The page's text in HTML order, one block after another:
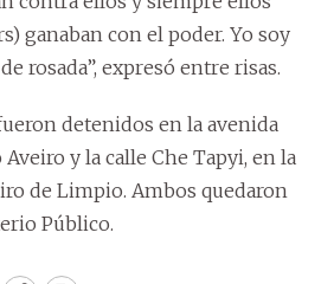
ganaban con el poder. Yo soy
rosada”, expresó entre risas.
detenidos en la avenida
y la calle Che Tapyi, en la
de Limpio. Ambos quedaron
Público.